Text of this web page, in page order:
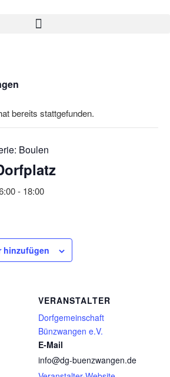
bereits stattgefunden.
Boulen
- 18:00
hinzufügen
VERANSTALTER
Dorfgemeinschaft
Bünzwangen e.V.
E-Mail
info@dg-buenzwangen.de